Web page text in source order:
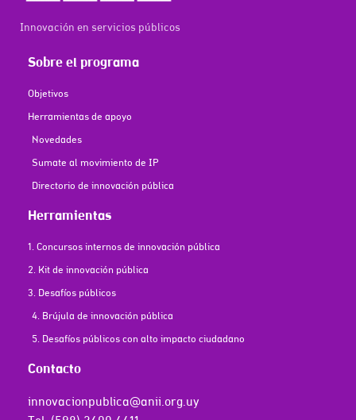
Innovación en servicios públicos
Sobre el programa
Objetivos
Herramientas de apoyo
Novedades
Sumate al movimiento de IP
Directorio de innovación pública
Herramientas
1. Concursos internos de innovación pública
2. Kit de innovación pública
3. Desafíos públicos
4. Brújula de innovación pública
5. Desafíos públicos con alto impacto ciudadano
Contacto
innovacionpublica@anii.org.uy